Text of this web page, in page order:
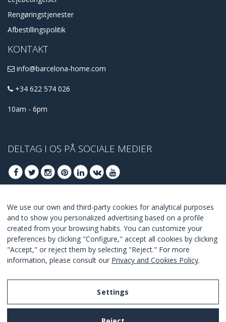
Rengøringstjenester
Afbestillingspolitik
KONTAKT
info@barcelona-home.com
+34 622 574 026
10am - 6pm
DELTAG I OS PÅ SOCIALE MEDIER
DELTAG AT FÅ BEDSTE TILBUD
TILSLUTTE
I Agree with the terms and conditions
We use our own and third-party cookies for analytical purposes
and to show you personalized advertising based on a profile
created from your browsing habits. You can customize your
preferences by clicking "Configure," accept all cookies by clicking
"Accept," or reject them by selecting "Reject." For more
information, please consult our Privacy and Cookies Policy.
Settings
Legal Notice